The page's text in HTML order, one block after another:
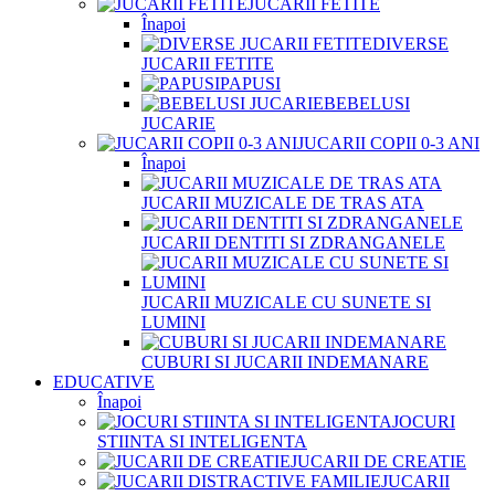
Înapoi
DIVERSE
JUCARII FETITE
PAPUSI
BEBELUSI
JUCARIE
JUCARII COPII 0-3 ANI
Înapoi
JUCARII MUZICALE DE TRAS ATA
JUCARII DENTITI SI ZDRANGANELE
JUCARII MUZICALE CU SUNETE SI
LUMINI
CUBURI SI JUCARII INDEMANARE
EDUCATIVE
Înapoi
JOCURI
STIINTA SI INTELIGENTA
JUCARII DE CREATIE
JUCARII